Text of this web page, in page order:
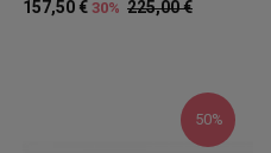
225,00 €
157,50 € 30%
50%